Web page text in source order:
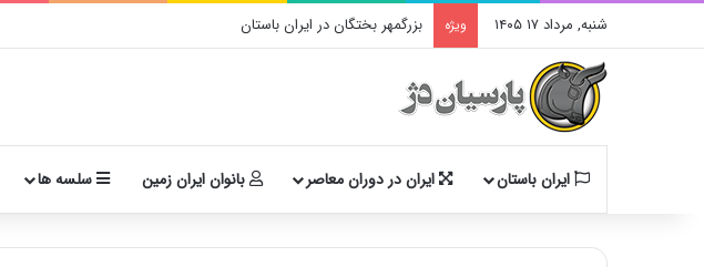
شنبه, مرداد ۱۷ ۱۴۰۵ ویژه بزرگمهر بختگان در ایران باستان
ایران باستان ایران در دوران معاصر بانوان ایران زمین سلسه ها